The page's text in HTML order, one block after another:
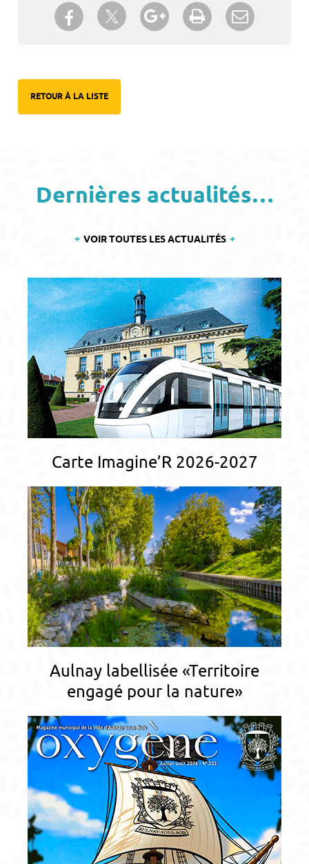
Partager sur Facebook
Partager sur TwitterPartager sur Google+
Imprimer
RETOUR À LA LISTE
Dernières actualités…
VOIR TOUTES LES ACTUALITÉS
Carte Imagine’R 2026-2027
Aulnay labellisée «Territoire
engagé pour la nature»